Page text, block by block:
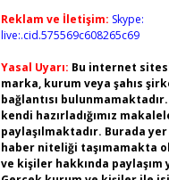
Reklam ve İletişim: Skype:
live:.cid.575569c608265c69
Yasal Uyarı: Bu internet
marka, kurum veya şahıs
bağlantısı
kendi hazırladığımız
paylaşılmaktadır. Burada
haber niteliği taşımamakta
ve kişiler hakkında paylaşım